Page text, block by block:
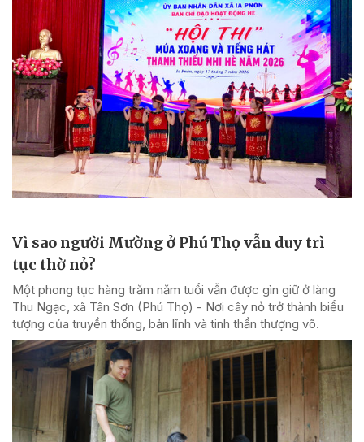
Vì sao người Mường ở Phú Thọ vẫn duy trì
tục thờ nỏ?
Một phong tục hàng trăm năm tuổi vẫn được gìn giữ ở làng
Thu Ngạc, xã Tân Sơn (Phú Thọ) - Nơi cây nỏ trở thành biểu
tượng của truyền thống, bản lĩnh và tinh thần thượng võ.